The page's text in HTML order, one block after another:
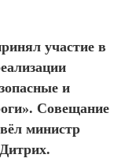
участие в
и
Совещание
министр